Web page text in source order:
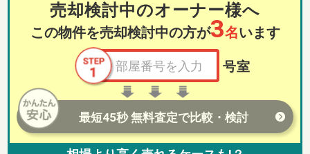
売却検討中のオーナー様へ
この物件を売却検討中の方が3名います
号室
最短45秒 無料査定で比較・検討